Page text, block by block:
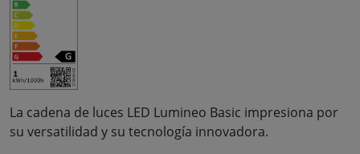
La cadena de luces LED Lumineo Basic impresiona por
su versatilidad y su tecnología innovadora.